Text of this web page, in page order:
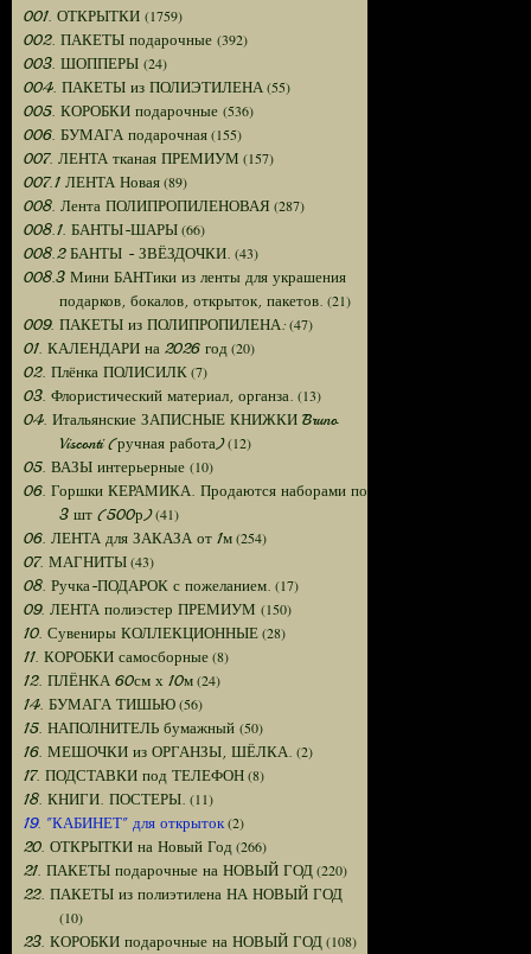
001. ОТКРЫТКИ (1759)
002. ПАКЕТЫ подарочные (392)
003. ШОППЕРЫ (24)
004. ПАКЕТЫ из ПОЛИЭТИЛЕНА(55)
005. КОРОБКИ подарочные (536)
006. БУМАГА подарочная(155)
007. ЛЕНТА тканая ПРЕМИУМ (157)
007.1 ЛЕНТА Новая(89)
008. Лента ПОЛИПРОПИЛЕНОВАЯ (287)
008.1. БАНТЫ-ШАРЫ(66)
008.2 БАНТЫ - ЗВЁЗДОЧКИ. (43)
008.3 Мини БАНТики из ленты для украшения
подарков, бокалов, открыток, пакетов. (21)
009. ПАКЕТЫ из ПОЛИПРОПИЛЕНА:(47)
01. КАЛЕНДАРИ на 2026 год (20)
02. Плёнка ПОЛИСИЛК(7)
03. Флористический материал, органза. (13)
04. Итальянские ЗАПИСНЫЕ КНИЖКИ Bruno
Visconti (ручная работа)(12)
05. ВАЗЫ интерьерные (10)
06. Горшки КЕРАМИКА. Продаются наборами по
3 шт (500р)(41)
06. ЛЕНТА для ЗАКАЗА от 1м(254)
07. МАГНИТЫ(43)
08. Ручка-ПОДАРОК с пожеланием. (17)
09. ЛЕНТА полиэстер ПРЕМИУМ (150)
10. Сувениры КОЛЛЕКЦИОННЫЕ(28)
11. КОРОБКИ самосборные(8)
12. ПЛЁНКА 60см х 10м(24)
14. БУМАГА ТИШЬЮ(56)
15. НАПОЛНИТЕЛЬ бумажный (50)
16. МЕШОЧКИ из ОРГАНЗЫ, ШЁЛКА. (2)
17. ПОДСТАВКИ под ТЕЛЕФОН(8)
18. КНИГИ. ПОСТЕРЫ. (11)
19. "КАБИНЕТ" для открыток(2)
20. ОТКРЫТКИ на Новый Год (266)
21. ПАКЕТЫ подарочные на НОВЫЙ ГОД(220)
22. ПАКЕТЫ из полиэтилена НА НОВЫЙ ГОД
(10)
23. КОРОБКИ подарочные на НОВЫЙ ГОД(108)